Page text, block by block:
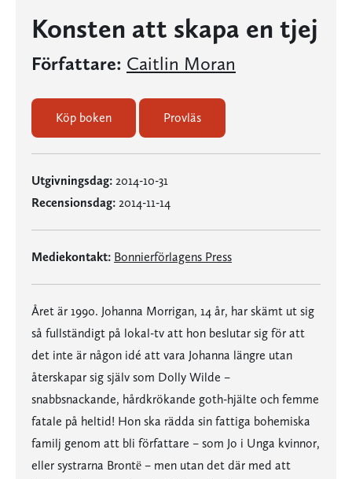
Konsten att skapa en tjej
Författare: Caitlin Moran
Köp boken Provläs
Utgivningsdag: 2014-10-31
Recensionsdag: 2014-11-14
Mediekontakt: Bonnierförlagens Press
Året är 1990. Johanna Morrigan, 14 år, har skämt ut sig
så fullständigt på lokal-tv att hon beslutar sig för att
det inte är någon idé att vara Johanna längre utan
återskapar sig själv som Dolly Wilde –
snabbsnackande, hårdkrökande goth-hjälte och femme
fatale på heltid! Hon ska rädda sin fattiga bohemiska
familj genom att bli författare – som Jo i Unga kvinnor,
eller systrarna Brontë – men utan det där med att